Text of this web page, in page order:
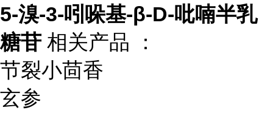
5-溴-3-吲哚基-β-D-吡喃半乳
糖苷 相关产品 ：
节裂小茴香
玄参